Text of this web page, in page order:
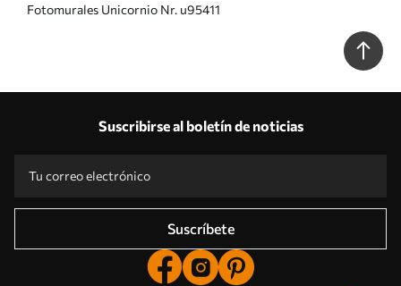
Fotomurales Unicornio Nr. u95411
Suscribirse al boletín de noticias
Suscríbete